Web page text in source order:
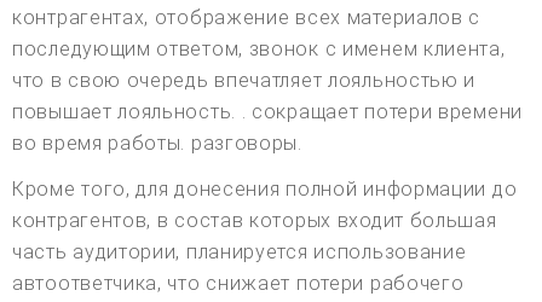
контрагентах, отображение всех материалов с
последующим ответом, звонок с именем клиента,
что в свою очередь впечатляет лояльностью и
повышает лояльность. . сокращает потери времени
во время работы. разговоры.
Кроме того, для донесения полной информации до
контрагентов, в состав которых входит большая
часть аудитории, планируется использование
автоответчика, что снижает потери рабочего